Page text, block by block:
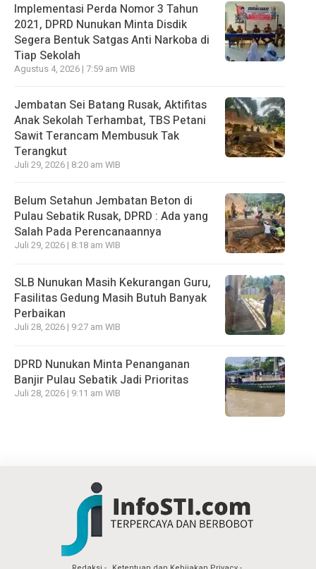
Implementasi Perda Nomor 3 Tahun
2021, DPRD Nunukan Minta Disdik
Segera Bentuk Satgas Anti Narkoba di
Tiap Sekolah
Agustus 4, 2026 | 7:59 am WIB
Jembatan Sei Batang Rusak, Aktifitas
Anak Sekolah Terhambat, TBS Petani
Sawit Terancam Membusuk Tak
Terangkut
Juli 29, 2026 | 8:20 am WIB
Belum Setahun Jembatan Beton di
Pulau Sebatik Rusak, DPRD : Ada yang
Salah Pada Perencanaannya
Juli 29, 2026 | 8:18 am WIB
SLB Nunukan Masih Kekurangan Guru,
Fasilitas Gedung Masih Butuh Banyak
Perbaikan
Juli 28, 2026 | 9:27 am WIB
DPRD Nunukan Minta Penanganan
Banjir Pulau Sebatik Jadi Prioritas
Juli 28, 2026 | 9:11 am WIB